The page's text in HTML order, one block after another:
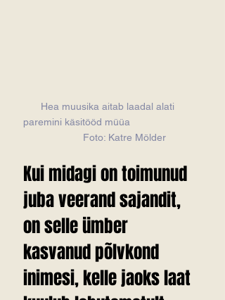
Hea muusika aitab laadal alati
paremini käsitööd müüa
           Foto: Katre Mölder
Kui midagi on toimunud
juba veerand sajandit,
on selle ümber
kasvanud põlvkond
inimesi, kelle jaoks laat